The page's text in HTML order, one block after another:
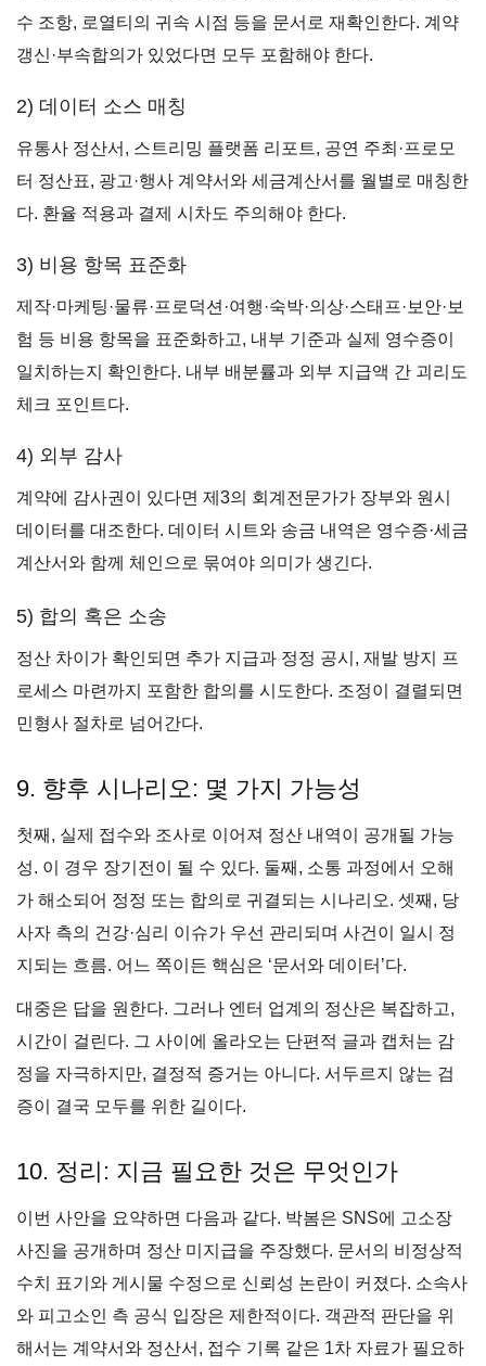
수 조항, 로열티의 귀속 시점 등을 문서로 재확인한다. 계약
갱신·부속합의가 있었다면 모두 포함해야 한다.
2) 데이터 소스 매칭
유통사 정산서, 스트리밍 플랫폼 리포트, 공연 주최·프로모
터 정산표, 광고·행사 계약서와 세금계산서를 월별로 매칭한
다. 환율 적용과 결제 시차도 주의해야 한다.
3) 비용 항목 표준화
제작·마케팅·물류·프로덕션·여행·숙박·의상·스태프·보안·보
험 등 비용 항목을 표준화하고, 내부 기준과 실제 영수증이
일치하는지 확인한다. 내부 배분률과 외부 지급액 간 괴리도
체크 포인트다.
4) 외부 감사
계약에 감사권이 있다면 제3의 회계전문가가 장부와 원시
데이터를 대조한다. 데이터 시트와 송금 내역은 영수증·세금
계산서와 함께 체인으로 묶여야 의미가 생긴다.
5) 합의 혹은 소송
정산 차이가 확인되면 추가 지급과 정정 공시, 재발 방지 프
로세스 마련까지 포함한 합의를 시도한다. 조정이 결렬되면
민형사 절차로 넘어간다.
9. 향후 시나리오: 몇 가지 가능성
첫째, 실제 접수와 조사로 이어져 정산 내역이 공개될 가능
성. 이 경우 장기전이 될 수 있다. 둘째, 소통 과정에서 오해
가 해소되어 정정 또는 합의로 귀결되는 시나리오. 셋째, 당
사자 측의 건강·심리 이슈가 우선 관리되며 사건이 일시 정
지되는 흐름. 어느 쪽이든 핵심은 ‘문서와 데이터’다.
대중은 답을 원한다. 그러나 엔터 업계의 정산은 복잡하고,
시간이 걸린다. 그 사이에 올라오는 단편적 글과 캡처는 감
정을 자극하지만, 결정적 증거는 아니다. 서두르지 않는 검
증이 결국 모두를 위한 길이다.
10. 정리: 지금 필요한 것은 무엇인가
이번 사안을 요약하면 다음과 같다. 박봄은 SNS에 고소장
사진을 공개하며 정산 미지급을 주장했다. 문서의 비정상적
수치 표기와 게시물 수정으로 신뢰성 논란이 커졌다. 소속사
와 피고소인 측 공식 입장은 제한적이다. 객관적 판단을 위
해서는 계약서와 정산서, 접수 기록 같은 1차 자료가 필요하